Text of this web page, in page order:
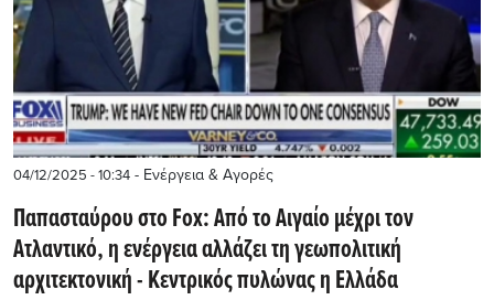
04/12/2025 - 10:34 - Ενέργεια & Αγορές
Παπασταύρου στο Fox: Από το Αιγαίο μέχρι τον
Ατλαντικό, η ενέργεια αλλάζει τη γεωπολιτική
αρχιτεκτονική - Κεντρικός πυλώνας η Ελλάδα